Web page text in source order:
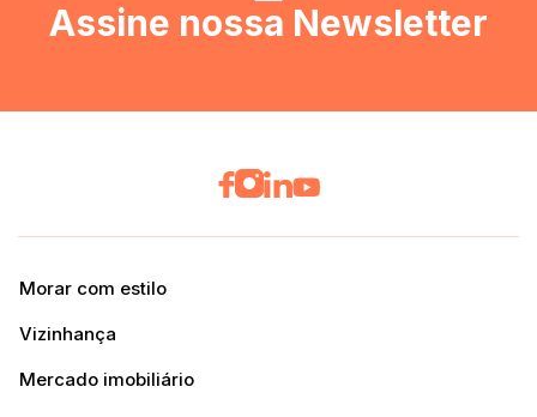
Assine nossa Newsletter
Morar com estilo
Vizinhança
Mercado imobiliário